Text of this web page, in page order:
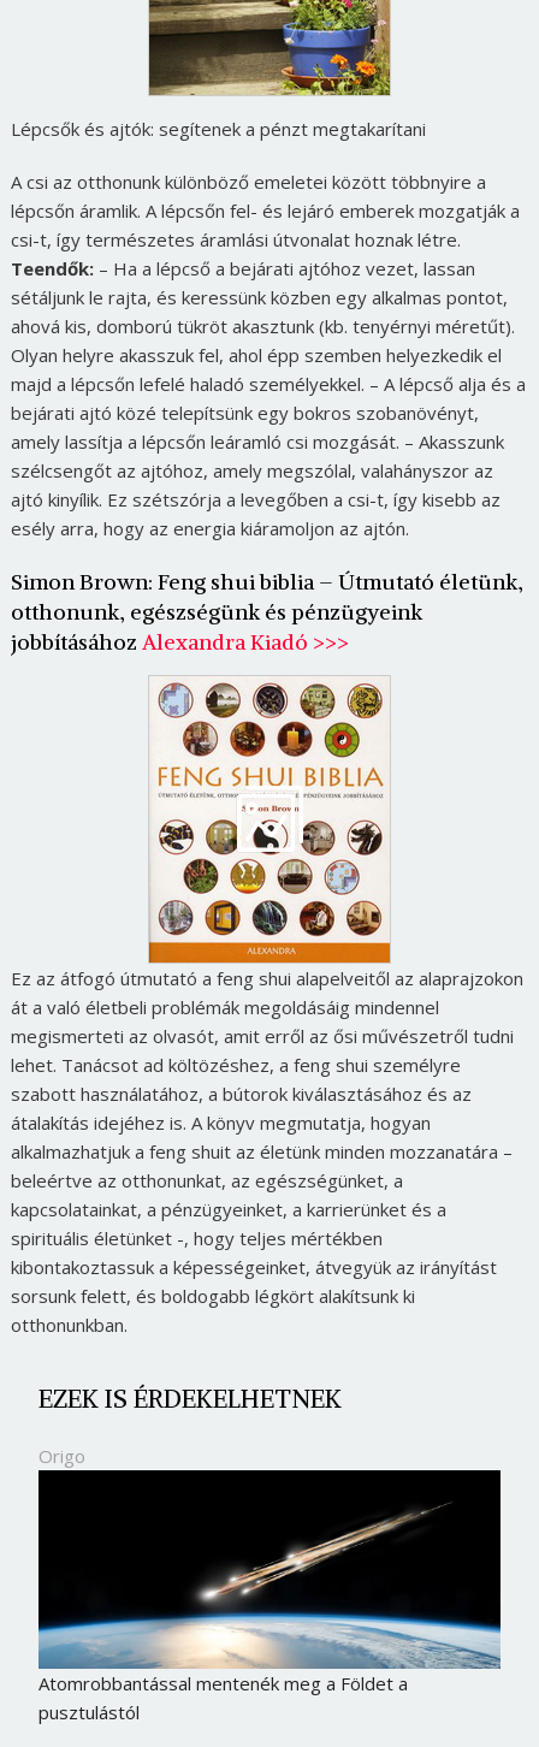
Lépcsők és ajtók: segítenek a pénzt megtakarítani
A csi az otthonunk különböző emeletei között többnyire a
lépcsőn áramlik. A lépcsőn fel- és lejáró emberek mozgatják a
csi-t, így természetes áramlási útvonalat hoznak létre.
Teendők:– Ha a lépcső a bejárati ajtóhoz vezet, lassan
sétáljunk le rajta, és keressünk közben egy alkalmas pontot,
ahová kis, domború tükröt akasztunk (kb. tenyérnyi méretűt).
Olyan helyre akasszuk fel, ahol épp szemben helyezkedik el
majd a lépcsőn lefelé haladó személyekkel. – A lépcső alja és a
bejárati ajtó közé telepítsünk egy bokros szobanövényt,
amely lassítja a lépcsőn leáramló csi mozgását. – Akasszunk
szélcsengőt az ajtóhoz, amely megszólal, valahányszor az
ajtó kinyílik. Ez szétszórja a levegőben a csi-t, így kisebb az
esély arra, hogy az energia kiáramoljon az ajtón.
Simon Brown: Feng shui biblia – Útmutató életünk,
otthonunk, egészségünk és pénzügyeink
jobbításához Alexandra Kiadó >>>
Ez az átfogó útmutató a feng shui alapelveitől az alaprajzokon
át a való életbeli problémák megoldásáig mindennel
megismerteti az olvasót, amit erről az ősi művészetről tudni
lehet. Tanácsot ad költözéshez, a feng shui személyre
szabott használatához, a bútorok kiválasztásához és az
átalakítás idejéhez is. A könyv megmutatja, hogyan
alkalmazhatjuk a feng shuit az életünk minden mozzanatára –
beleértve az otthonunkat, az egészségünket, a
kapcsolatainkat, a pénzügyeinket, a karrierünket és a
spirituális életünket -, hogy teljes mértékben
kibontakoztassuk a képességeinket, átvegyük az irányítást
sorsunk felett, és boldogabb légkört alakítsunk ki
otthonunkban.
EZEK IS ÉRDEKELHETNEK
Origo
Atomrobbantással mentenék meg a Földet a
pusztulástól